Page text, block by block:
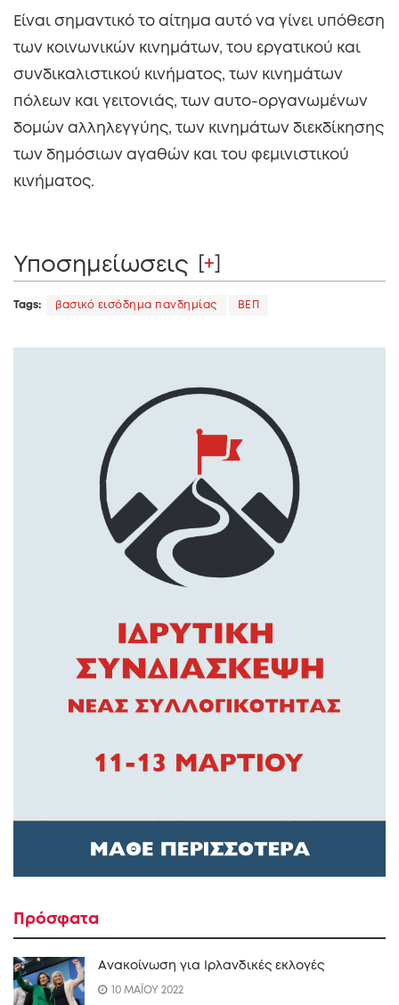
Είναι σημαντικό το αίτημα αυτό να γίνει υπόθεση
των κοινωνικών κινημάτων, του εργατικού και
συνδικαλιστικού κινήματος, των κινημάτων
πόλεων και γειτονιάς, των αυτο-οργανωμένων
δομών αλληλεγγύης, των κινημάτων διεκδίκησης
των δημόσιων αγαθών και του φεμινιστικού
κινήματος.
Υποσημείωσεις [+
Tags: βασικό εισόδημα πανδημίας ΒΕΠ
Πρόσφατα
Ανακοίνωση για Ιρλανδικές εκλογές
10 ΜΑΪΟΥ 2022